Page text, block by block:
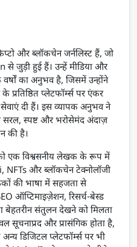
और ब्लॉकचेन जर्नलिस्ट हैं, जो
जुड़ी हुई हैं। उन्हें मीडिया और
का अनुभव है, जिसमें उन्होंने
प्लेटफॉर्म्स पर एंकर
दी हैं। इस व्यापक अनुभव ने
सरल, स्पष्ट और भरोसेमंद अंदाज़
की है।
को एक विश्वसनीय लेखक के रूप में
NFTs और ब्लॉकचेन टेक्नोलॉजी
की भाषा में सहजता से
ऑप्टिमाइज़ेशन, रिसर्च-बेस्ड
बेहतरीन संतुलन देखने को मिलता
और प्रासंगिक होता है,
डिजिटल प्लेटफॉर्म्स पर भी